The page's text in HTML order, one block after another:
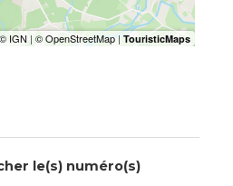
le(s) numéro(s)